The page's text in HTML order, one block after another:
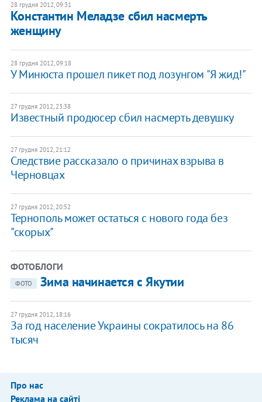
28 грудня 2012, 09:31
Константин Меладзе сбил насмерть
женщину
28 грудня 2012, 09:18
У Минюста прошел пикет под лозунгом "Я жид!"
27 грудня 2012, 23:38
Известный продюсер сбил насмерть девушку
27 грудня 2012, 21:12
Следствие рассказало о причинах взрыва в
Черновцах
27 грудня 2012, 20:52
Тернополь может остаться с нового года без
"скорых"
ФОТОБЛОГИ
ФОТО Зима начинается с Якутии
27 грудня 2012, 18:16
За год население Украины сократилось на 86
тысяч
Про нас
Реклама на сайті